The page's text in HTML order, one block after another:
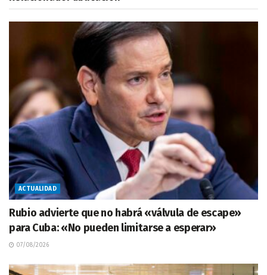
ACTUALIDAD
Rubio advierte que no habrá «válvula de escape»
para Cuba: «No pueden limitarse a esperar»
07/08/2026